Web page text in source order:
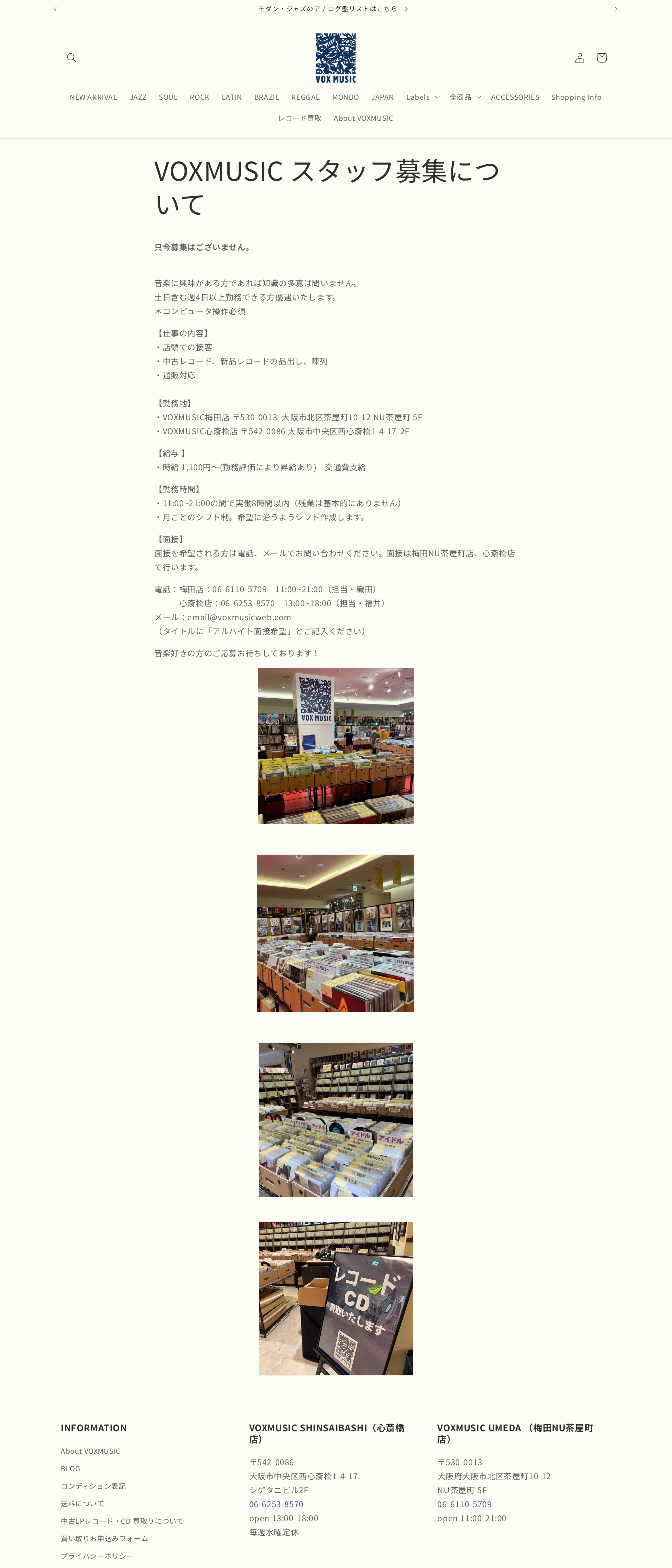
モダン・ジャズのアナログ盤リストはこちら
NEW ARRIVAL JAZZ SOUL ROCK LATIN BRAZIL REGGAE MONDO JAPAN Labels 全商品 ACCESSORIES Shopping Info
レコード買取 About VOXMUSIC
グ
イ
ー
VOXMUSIC スタッフ募集につ
いて
只今募集はございません。
音楽に興味がある方であれば知識の多寡は問いません。
土日含む週4日以上勤務できる方優遇いたします。
＊コンピュータ操作必須
【仕事の内容】
・店頭での接客
・中古レコード、新品レコードの品出し、陳列
・通販対応
【勤務地】
・VOXMUSIC梅田店 〒530-0013 大阪市北区茶屋町10-12 NU茶屋町 5F
・VOXMUSIC心斎橋店 〒542-0086 大阪市中央区西心斎橋1-4-17-2F
【給与 】
・時給 1,100円～(勤務評価により昇給あり) 交通費支給
【勤務時間】
・11:00~21:00の間で実働8時間以内（残業は基本的にありません）
・月ごとのシフト制。希望に沿うようシフト作成します。
【面接】
面接を希望される方は電話、メールでお問い合わせください。面接は梅田NU茶屋町店、心斎橋店
で行います。
電話：梅田店：06-6110-5709 11:00~21:00（担当・織田）
心斎橋店：06-6253-8570 13:00~18:00（担当・福井）
メール：email@voxmusicweb.com
（タイトルに「アルバイト面接希望」とご記入ください）
音楽好きの方のご応募お待ちしております！
INFORMATION
About VOXMUSIC
BLOG
コンディション表記
送料について
中古LPレコード・CD 買取りについて
買い取りお申込みフォーム
プライバシーポリシー
VOXMUSIC SHINSAIBASHI（心斎橋
店）
〒542-0086
大阪市中央区西心斎橋1-4-17
シゲタニビル2F
06-6253-8570
open 13:00-18:00
毎週水曜定休
VOXMUSIC UMEDA （梅田NU茶屋町
店）
〒530-0013
大阪府大阪市北区茶屋町10-12
NU茶屋町 5F
06-6110-5709
open 11:00-21:00